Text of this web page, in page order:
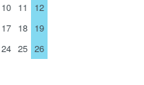
10 11
12
17 18 19
24 25 26